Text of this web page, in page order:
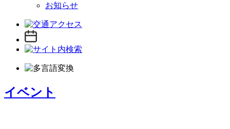
お知らせ
イベント